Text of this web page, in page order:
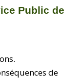
Public de
de